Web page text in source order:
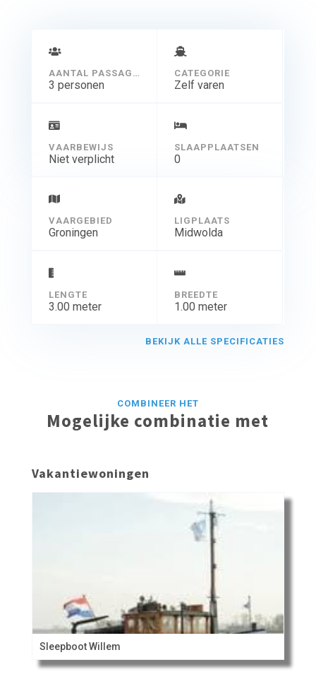
AANTAL PASSAGIERS
3 personen
CATEGORIE
Zelf varen
VAARBEWIJS
Niet verplicht
SLAAPPLAATSEN
0
VAARGEBIED
Groningen
LIGPLAATS
Midwolda
LENGTE
3.00 meter
BREEDTE
1.00 meter
BEKIJK ALLE SPECIFICATIES
COMBINEER HET
Mogelijke combinatie met
Vakantiewoningen
Sleepboot Willem